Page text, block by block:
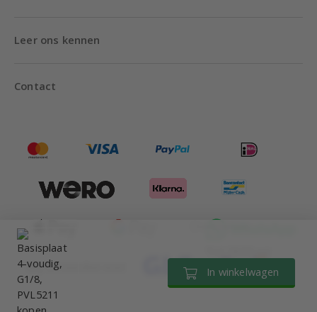
In winkelwagen
Leer ons kennen
Contact
Wij verzenden met